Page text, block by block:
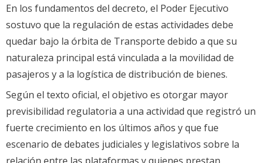
En los fundamentos del decreto, el Poder Ejecutivo
sostuvo que la regulación de estas actividades debe
quedar bajo la órbita de Transporte debido a que su
naturaleza principal está vinculada a la movilidad de
pasajeros y a la logística de distribución de bienes.
Según el texto oficial, el objetivo es otorgar mayor
previsibilidad regulatoria a una actividad que registró un
fuerte crecimiento en los últimos años y que fue
escenario de debates judiciales y legislativos sobre la